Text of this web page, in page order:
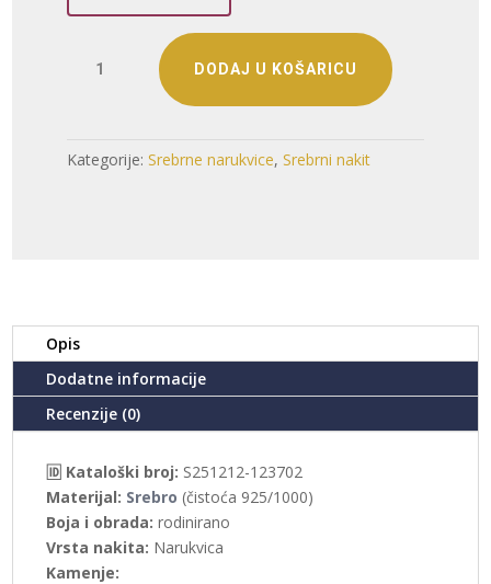
NARUKVICA
-
CVIJET
DODAJ U KOŠARICU
Kategorije:Srebrne narukvice,Srebrni nakit
Opis
Dodatne informacije
Recenzije (0)
🆔 Kataloški broj: S251212-123702
Materijal: Srebro (čistoća 925/1000)
Boja i obrada: rodinirano
Vrsta nakita: Narukvica
Kamenje: